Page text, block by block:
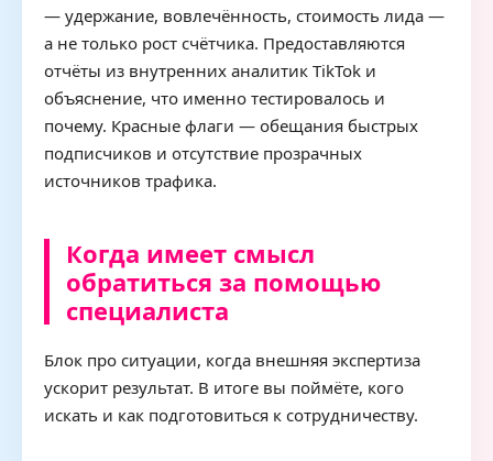
— удержание, вовлечённость, стоимость лида —
а не только рост счётчика. Предоставляются
отчёты из внутренних аналитик TikTok и
объяснение, что именно тестировалось и
почему. Красные флаги — обещания быстрых
подписчиков и отсутствие прозрачных
источников трафика.
Когда имеет смысл
обратиться за помощью
специалиста
Блок про ситуации, когда внешняя экспертиза
ускорит результат. В итоге вы поймёте, кого
искать и как подготовиться к сотрудничеству.